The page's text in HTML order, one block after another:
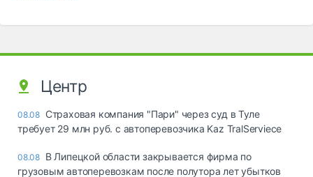
Центр
08.08 Страховая компания "Пари" через суд в Туле
требует 29 млн руб. с автоперевозчика Kaz TralServiece
08.08 В Липецкой области закрывается фирма по
грузовым автоперевозкам после полутора лет убытков